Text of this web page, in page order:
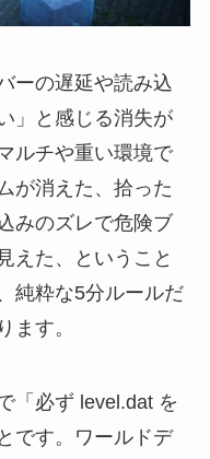
ーの遅延や読み込
」と感じる消失が
ルチや重い環境で
が消えた、拾った
みのズレで危険ブ
えた、ということ
純粋な5分ルールだ
ます。
「必ず level.dat を
です。ワールドデ